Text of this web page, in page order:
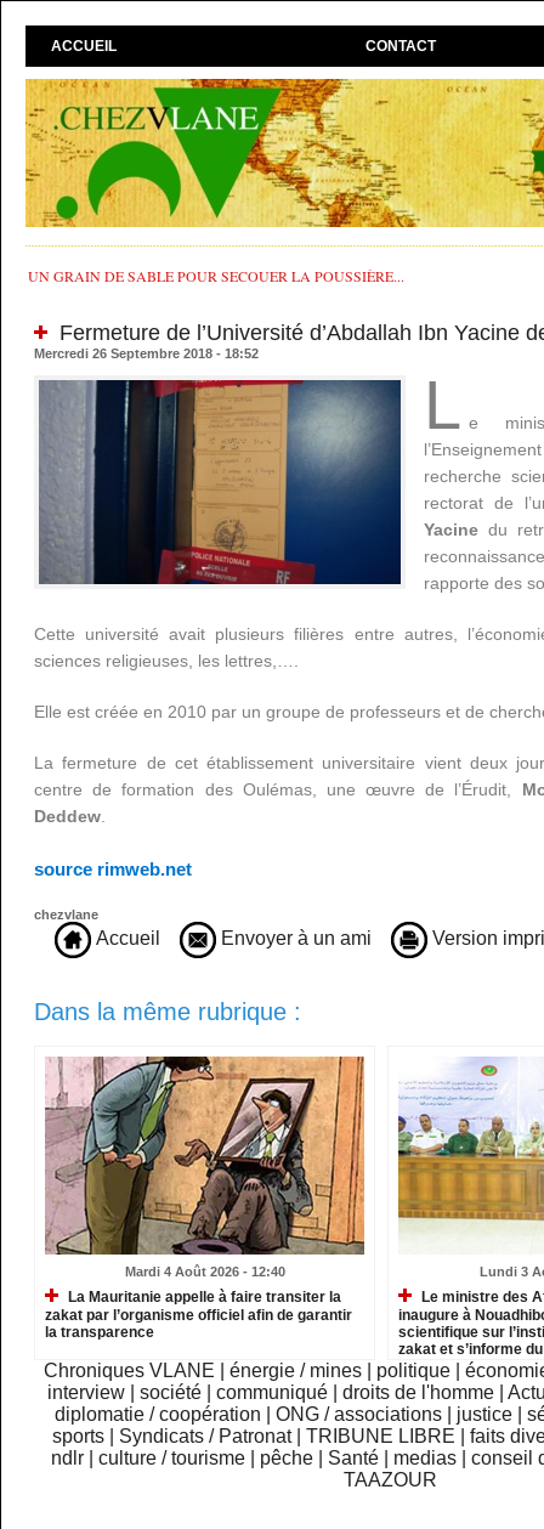
ACCUEIL CONTACT
UN GRAIN DE SABLE POUR SECOUER LA POUSSIÈRE...
Fermeture de l’Université d’Abdallah Ibn Yacine
Mercredi 26 Septembre 2018 - 18:52
L e
recherche
rectorat de
Yacine du
rapporte des
Cette université avait plusieurs filières entre autres,
sciences religieuses, les lettres,….
Elle est créée en 2010 par un groupe de professeurs et de
La fermeture de cet établissement universitaire vient deux
centre de formation des Oulémas, une œuvre de l’Érudit,
Deddew
source rimweb.net
chezvlane
Accueil Envoyer à un ami Version
Dans la même rubrique :
Mardi 4 Août 2026 - 12:40
La Mauritanie appelle à faire transiter la
zakat par l’organisme officiel afin de garantir
la transparence
Lundi 3
Le ministre des
inaugure à
scientifique sur
zakat et s’informe
institutions relevant
Chroniques VLANE énergie / mines politique
interview
|société |communiqué |droits de l'homme |
diplomatie / coopération
ONG / associations justice
sports
Syndicats / Patronat TRIBUNE LIBRE
faits
ndlr
|culture / tourisme pêche Santé medias |conseil
TAAZOUR